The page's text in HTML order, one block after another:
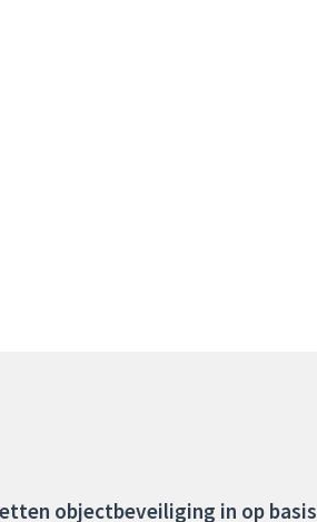
objectbeveiliging in op basis